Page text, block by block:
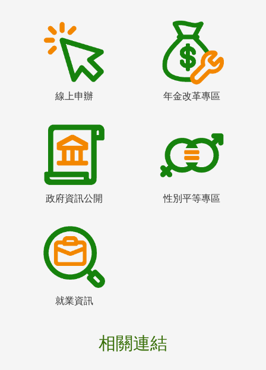
線上申辦 年金改革專區
政府資訊公開 性別平等專區
就業資訊
相關連結